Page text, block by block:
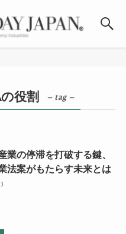
役割 – tag –
業の停滞を打破する鍵、
法案がもたらす未来とは